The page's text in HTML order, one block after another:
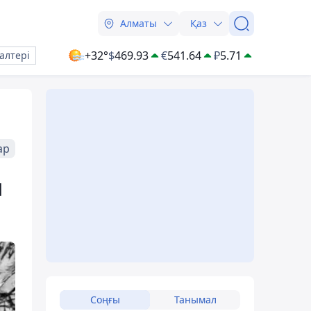
Алматы Қаз
+32°$469.93 €541.64 ₽5.71
Соңғы Танымал